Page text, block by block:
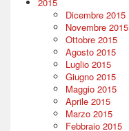
Dicembre 2015
Novembre 2015
Ottobre 2015
Agosto 2015
Luglio 2015
Giugno 2015
Maggio 2015
Aprile 2015
Marzo 2015
Febbraio 2015